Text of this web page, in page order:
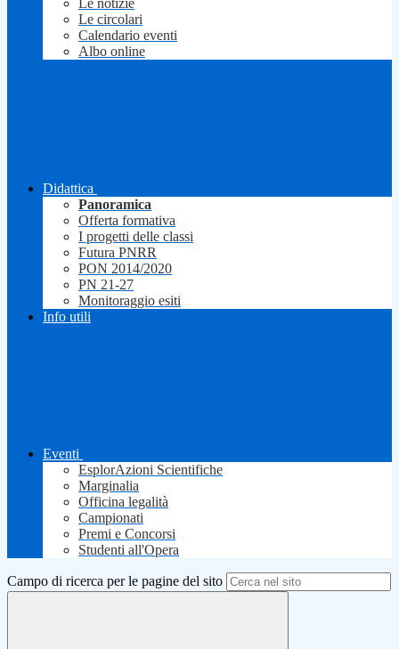
Le notizie
Le circolari
Calendario eventi
Albo online
Didattica
Panoramica
Offerta formativa
I progetti delle classi
Futura PNRR
PON 2014/2020
PN 21-27
Monitoraggio esiti
Info utili
Eventi
EsplorAzioni Scientifiche
Marginalia
Officina legalità
Campionati
Premi e Concorsi
Studenti all'Opera
Campo di ricerca per le pagine del sito